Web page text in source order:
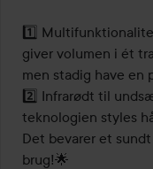
1️⃣
giver volumen i ét
men stadig have en
2️⃣ Infrarødt til
teknologien styles
Det bevarer et
brug!🌟